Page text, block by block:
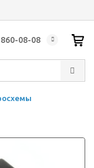
08-08